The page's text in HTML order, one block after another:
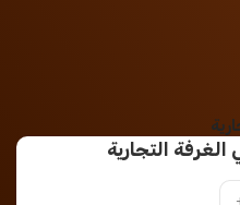
التجارية